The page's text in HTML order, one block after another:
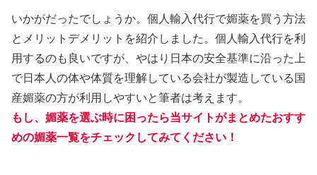
いかがだったでしょうか。個人輸入代行で媚薬を買う方法
とメリットデメリットを紹介しました。個人輸入代行を利
用するのも良いですが、やはり日本の安全基準に沿った上
で日本人の体や体質を理解している会社が製造している国
産媚薬の方が利用しやすいと筆者は考えます。
もし、媚薬を選ぶ時に困ったら当サイトがまとめたおすす
めの媚薬一覧をチェックしてみてください！